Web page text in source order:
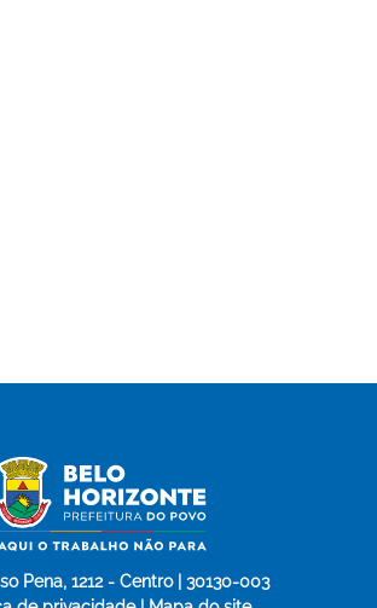
Pena, 1212 - Centro | 30130-003